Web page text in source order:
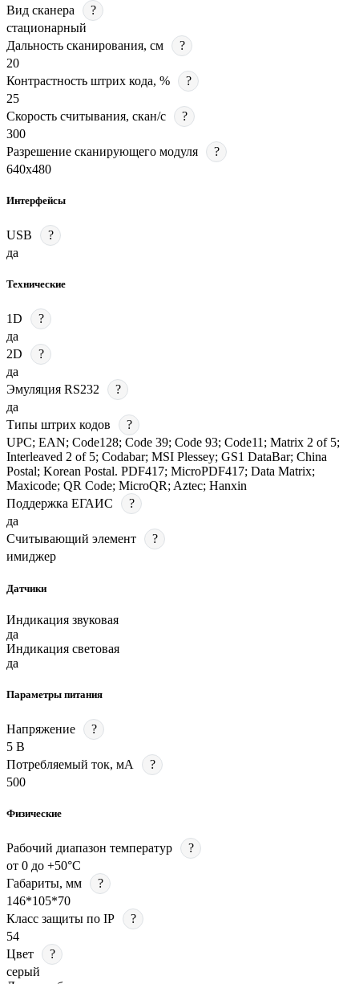
Вид сканера
?
стационарный
Дальность сканирования, см
?
20
Контрастность штрих кода, %
?
25
Скорость считывания, скан/с
?
300
Разрешение сканирующего модуля
?
640х480
Интерфейсы
USB
?
да
Технические
1D
?
да
2D
?
да
Эмуляция RS232
?
да
Типы штрих кодов
?
UPC; EAN; Code128; Code 39; Code 93; Code11; Matrix 2 of 5;
Interleaved 2 of 5; Codabar; MSI Plessey; GS1 DataBar; China
Postal; Korean Postal. PDF417; MicroPDF417; Data Matrix;
Maxicode; QR Code; MicroQR; Aztec; Hanxin
Поддержка ЕГАИС
?
да
Считывающий элемент
?
имиджер
Датчики
Индикация звуковая
да
Индикация световая
да
Параметры питания
Напряжение
?
5 В
Потребляемый ток, мА
?
500
Физические
Рабочий диапазон температур
?
от 0 до +50°С
Габариты, мм
?
146*105*70
Класс защиты по IP
?
54
Цвет
?
серый